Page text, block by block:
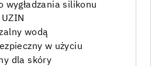
wygładzania silikonu
wodą
w użyciu
dla skóry